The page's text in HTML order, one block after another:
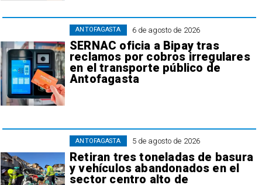
6 de agosto de 2026
SERNAC oficia a Bipay tras
reclamos por cobros irregulares
en el transporte público de
Antofagasta
ANTOFAGASTA
5 de agosto de 2026
Retiran tres toneladas de basura
y vehículos abandonados en el
sector centro alto de
ANTOFAGASTA